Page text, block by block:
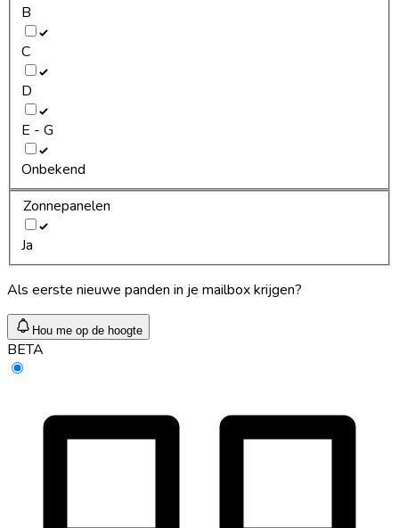
B
C
D
E - G
Onbekend
Zonnepanelen
Ja
Als eerste nieuwe panden in je mailbox krijgen?
Hou me op de hoogte
BETA